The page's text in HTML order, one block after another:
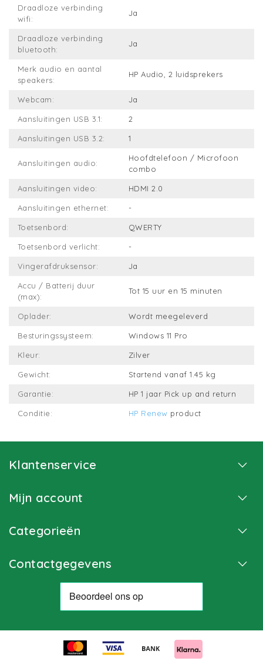
Draadloze verbinding
wifi:
Ja
Draadloze verbinding
bluetooth:
Ja
Merk audio en aantal
speakers:
HP Audio, 2 luidsprekers
Webcam: Ja
Aansluitingen USB 3.1: 2
Aansluitingen USB 3.2: 1
Aansluitingen audio:
Hoofdtelefoon / Microfoon
combo
Aansluitingen video: HDMI 2.0
Aansluitingen ethernet: -
Toetsenbord: QWERTY
Toetsenbord verlicht: -
Vingerafdruksensor: Ja
Accu / Batterij duur
(max):
Tot 15 uur en 15 minuten
Oplader: Wordt meegeleverd
Besturingssysteem: Windows 11 Pro
Kleur: Zilver
Gewicht: Startend vanaf 1.45 kg
Garantie: HP 1 jaar Pick up and return
Conditie: HP Renew product
Klantenservice
Mijn account
Categorieën
Contactgegevens